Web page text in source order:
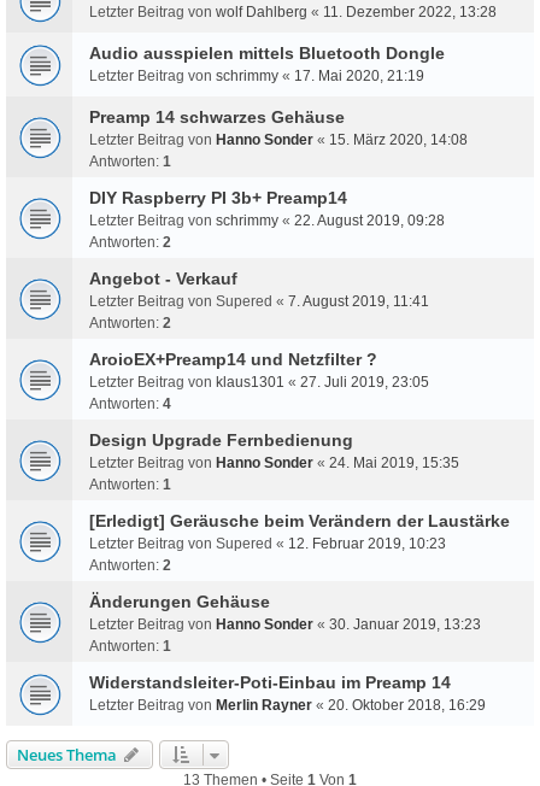
Letzter Beitrag von wolf Dahlberg « 11. Dezember 2022, 13:28
Audio ausspielen mittels Bluetooth Dongle
Letzter Beitrag von schrimmy « 17. Mai 2020, 21:19
Preamp 14 schwarzes Gehäuse
Letzter Beitrag von Hanno Sonder « 15. März 2020, 14:08
Antworten: 1
DIY Raspberry PI 3b+ Preamp14
Letzter Beitrag von schrimmy « 22. August 2019, 09:28
Antworten: 2
Angebot - Verkauf
Letzter Beitrag von Supered « 7. August 2019, 11:41
Antworten: 2
AroioEX+Preamp14 und Netzfilter ?
Letzter Beitrag von klaus1301 « 27. Juli 2019, 23:05
Antworten: 4
Design Upgrade Fernbedienung
Letzter Beitrag von Hanno Sonder « 24. Mai 2019, 15:35
Antworten: 1
[Erledigt] Geräusche beim Verändern der Laustärke
Letzter Beitrag von Supered « 12. Februar 2019, 10:23
Antworten: 2
Änderungen Gehäuse
Letzter Beitrag von Hanno Sonder « 30. Januar 2019, 13:23
Antworten: 1
Widerstandsleiter-Poti-Einbau im Preamp 14
Letzter Beitrag von Merlin Rayner « 20. Oktober 2018, 16:29
Neues Thema
13 Themen • Seite 1 Von 1